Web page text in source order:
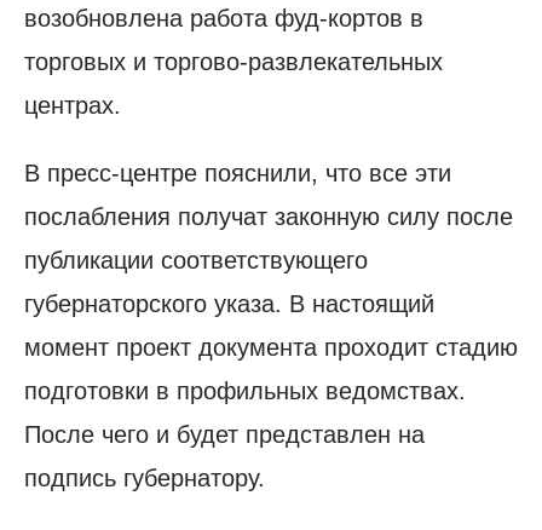
возобновлена работа фуд-кортов в
торговых и торгово-развлекательных
центрах.
В пресс-центре пояснили, что все эти
послабления получат законную силу после
публикации соответствующего
губернаторского указа. В настоящий
момент проект документа проходит стадию
подготовки в профильных ведомствах.
После чего и будет представлен на
подпись губернатору.